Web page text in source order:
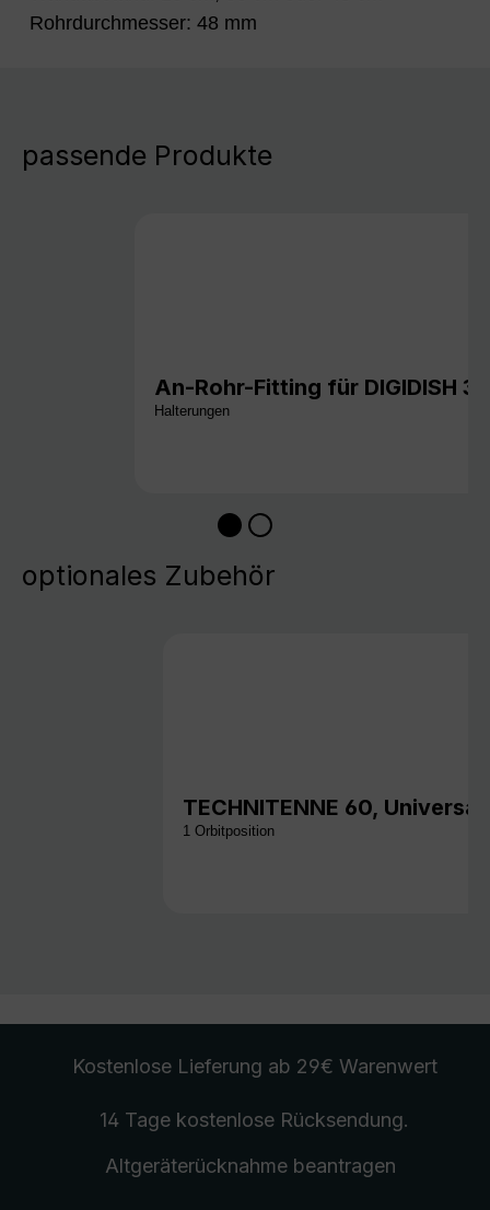
Rohrdurchmesser: 48 mm
passende Produkte
An-Rohr-Fitting für DIGIDISH
Halterungen
optionales Zubehör
TECHNITENNE 60,
1 Orbitposition
Kostenlose Lieferung ab 29€ Warenwert
14 Tage kostenlose Rücksendung.
Altgeräterücknahmebeantragen